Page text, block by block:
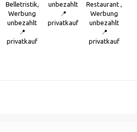
Belletristik,
Werbung
unbezahlt
📍
privatkauf
unbezahlt
📍
privatkauf
Restaurant ,
Werbung
unbezahlt
📍
privatkauf